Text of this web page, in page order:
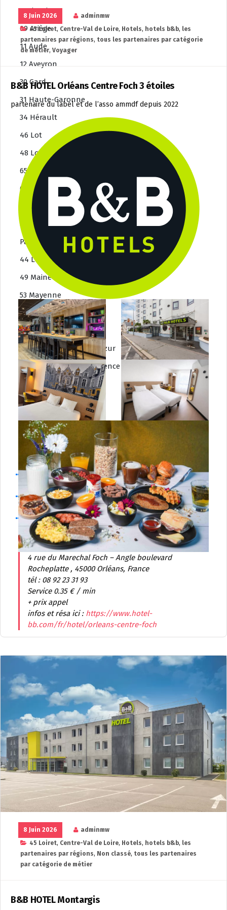
Occitanie
09 Ariège
11 Aude
12 Aveyron
30 Gard
31 Haute-Garonne
34 Hérault
46 Lot
48 Lozère
65 Hautes-Pyrénées
66 Pyrénées-Orientales
81 Tarn
82 Tarn-et-Garonne
Pays de la Loire
44 Loire-Atlantique
49 Maine-et-Loire
53 Mayenne
72 Sarthe
85 Vendée
Provence Alpes Côte d’Azur
04 Alpes de Haute-Provence
05 Hautes-Alpes
06 Alpes-Maritimes
13 Bouches-du-Rhône
83 Var
84 Vaucluse
Devenir partenaire
Rejoindre ammdf
Carte
8 Juin 2026
adminmw
45 Loiret, Centre-Val de Loire, Hotels, hotels b&b, les
partenaires par régions, tous les partenaires par catégorie
de métier, Voyager
B&B HOTEL Orléans Centre Foch 3 étoiles
partenaire du label et de l’asso ammdf depuis 2022
4 rue du Marechal Foch – Angle boulevard
Rocheplatte , 45000 Orléans, France
tél : 08 92 23 31 93
Service 0.35 € / min
+ prix appel
infos et résa ici : https://www.hotel-
bb.com/fr/hotel/orleans-centre-foch
8 Juin 2026
adminmw
45 Loiret, Centre-Val de Loire, Hotels, hotels b&b, les
partenaires par régions, Non classé, tous les partenaires
par catégorie de métier
B&B HOTEL Montargis